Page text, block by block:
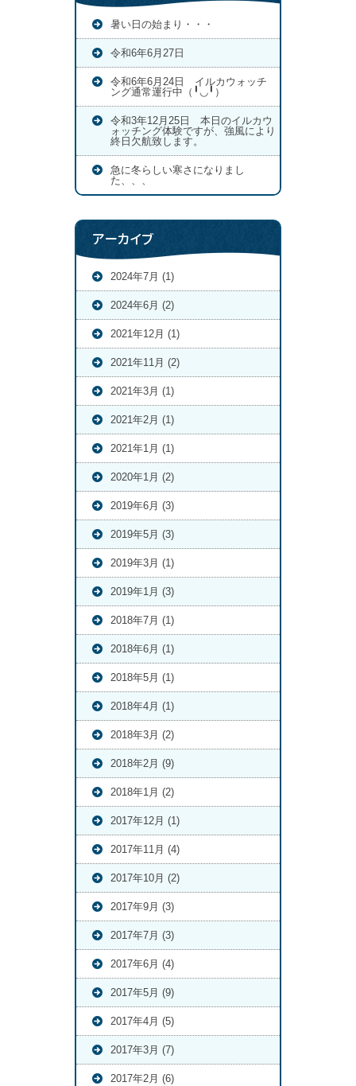
暑い日の始まり・・・
令和6年6月27日
令和6年6月24日 イルカウォッチ
ング通常運行中（╹◡╹）
令和3年12月25日 本日のイルカウ
ォッチング体験ですが、強風により
終日欠航致します。
急に冬らしい寒さになりまし
た、、、
アーカイブ
2024年7月 (1)
2024年6月 (2)
2021年12月 (1)
2021年11月 (2)
2021年3月 (1)
2021年2月 (1)
2021年1月 (1)
2020年1月 (2)
2019年6月 (3)
2019年5月 (3)
2019年3月 (1)
2019年1月 (3)
2018年7月 (1)
2018年6月 (1)
2018年5月 (1)
2018年4月 (1)
2018年3月 (2)
2018年2月 (9)
2018年1月 (2)
2017年12月 (1)
2017年11月 (4)
2017年10月 (2)
2017年9月 (3)
2017年7月 (3)
2017年6月 (4)
2017年5月 (9)
2017年4月 (5)
2017年3月 (7)
2017年2月 (6)